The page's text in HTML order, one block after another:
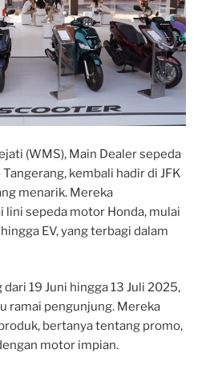
(WMS), Main Dealer sepeda
kembali hadir di JFK
menarik. Mereka
lini sepeda motor Honda, mulai
EV, yang terbagi dalam
19 Juni hingga 13 Juli 2025,
ramai pengunjung. Mereka
bertanya tentang promo,
motor impian.